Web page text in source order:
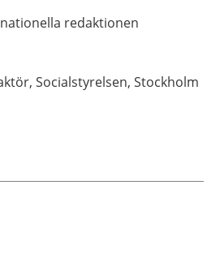
nationella redaktionen
Socialstyrelsen, Stockholm